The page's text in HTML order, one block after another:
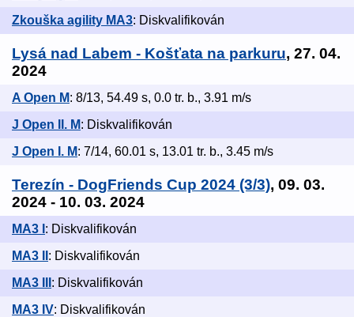
Zkouška agility MA3: Diskvalifikován
Lysá nad Labem - Košťata na parkuru, 27. 04.
2024
A Open M: 8/13, 54.49 s, 0.0 tr. b., 3.91 m/s
J Open II. M: Diskvalifikován
J Open I. M: 7/14, 60.01 s, 13.01 tr. b., 3.45 m/s
Terezín - DogFriends Cup 2024 (3/3), 09. 03.
2024 - 10. 03. 2024
MA3 I : Diskvalifikován
MA3 II : Diskvalifikován
MA3 III : Diskvalifikován
MA3 IV: Diskvalifikován